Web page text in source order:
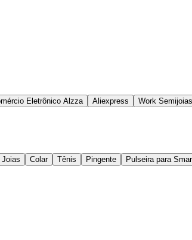
Eletrônico Alzza Aliexpress Work Semijoias
Joias Colar Tênis Pingente Pulseira para